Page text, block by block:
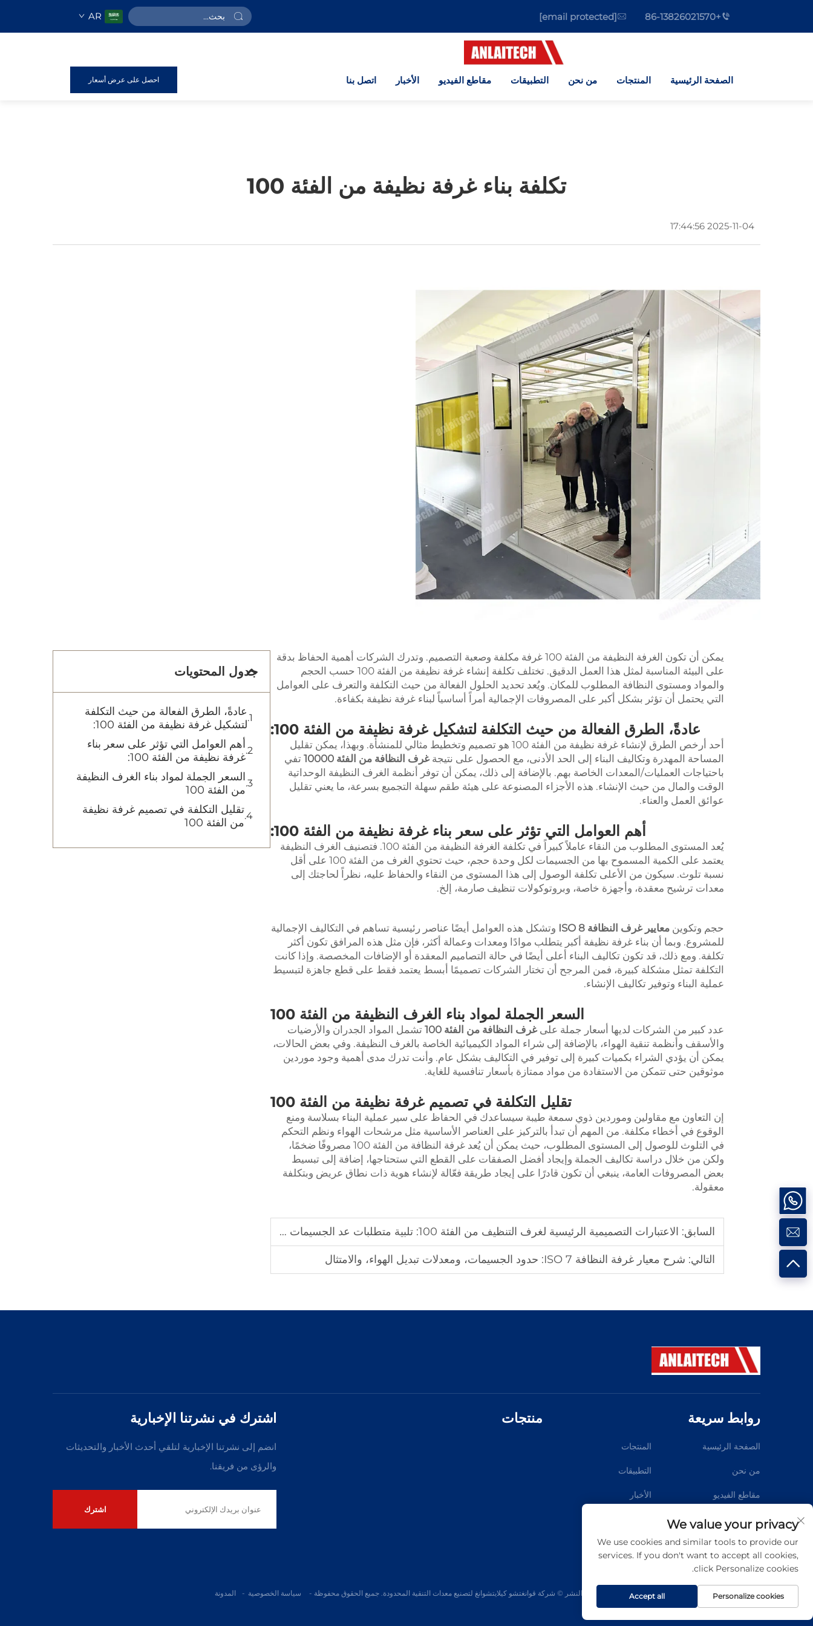
+86-13826021570
[email protected]
AR
الصفحة الرئيسية المنتجات من نحن التطبيقات مقاطع الفيديو الأخبار اتصل بنا احصل على عرض أسعار
تكلفة بناء غرفة نظيفة من الفئة 100
2025-11-04 17:44:56
يمكن أن تكون الغرفة النظيفة من الفئة 100 غرفة مكلفة وصعبة التصميم. وتدرك الشركات أهمية الحفاظ بدقة
على البيئة المناسبة لمثل هذا العمل الدقيق. تختلف تكلفة إنشاء غرفة نظيفة من الفئة 100 حسب الحجم
والمواد ومستوى النظافة المطلوب للمكان. ويُعد تحديد الحلول الفعالة من حيث التكلفة والتعرف على العوامل
التي يحتمل أن تؤثر بشكل أكبر على المصروفات الإجمالية أمراً أساسياً لبناء غرفة نظيفة بكفاءة.
عادةً، الطرق الفعالة من حيث التكلفة لتشكيل غرفة نظيفة من الفئة 100:
أحد أرخص الطرق لإنشاء غرفة نظيفة من الفئة 100 هو تصميم وتخطيط مثالي للمنشأة. وبهذا، يمكن تقليل
المساحة المهدرة وتكاليف البناء إلى الحد الأدنى، مع الحصول على نتيجة غرف النظافة من الفئة 10000
تفي
باحتياجات العمليات/المعدات الخاصة بهم. بالإضافة إلى ذلك، يمكن أن توفر أنظمة الغرف النظيفة الوحداتية
الوقت والمال من حيث الإنشاء. هذه الأجزاء المصنوعة على هيئة طقم سهلة التجميع بسرعة، ما يعني تقليل
عوائق العمل والعناء.
أهم العوامل التي تؤثر على سعر بناء غرفة نظيفة من الفئة 100:
يُعد المستوى المطلوب من النقاء عاملاً كبيراً في تكلفة الغرفة النظيفة من الفئة 100. فتصنيف الغرف النظيفة
يعتمد على الكمية المسموح بها من الجسيمات لكل وحدة حجم، حيث تحتوي الغرف من الفئة 100 على أقل
نسبة تلوث. سيكون من الأعلى تكلفة الوصول إلى هذا المستوى من النقاء والحفاظ عليه، نظراً لحاجتك إلى
معدات ترشيح معقدة، وأجهزة خاصة، وبروتوكولات تنظيف صارمة، إلخ.
حجم وتكوين معايير غرف النظافة ISO 8
وتشكل هذه العوامل أيضًا عناصر رئيسية تساهم في التكاليف الإجمالية
للمشروع. وبما أن بناء غرفة نظيفة أكبر يتطلب موادًا ومعدات وعمالة أكثر، فإن مثل هذه المرافق تكون أكثر
تكلفة. ومع ذلك، قد تكون تكاليف البناء أعلى أيضًا في حالة التصاميم المعقدة أو الإضافات المخصصة. وإذا كانت
التكلفة تمثل مشكلة كبيرة، فمن المرجح أن تختار الشركات تصميمًا أبسط يعتمد فقط على قطع جاهزة لتبسيط
عملية البناء وتوفير تكاليف الإنشاء.
السعر الجملة لمواد بناء الغرف النظيفة من الفئة 100
عدد كبير من الشركات لديها أسعار جملة على غرف النظافة من الفئة 100
تشمل المواد الجدران والأرضيات
والأسقف وأنظمة تنقية الهواء، بالإضافة إلى شراء المواد الكيميائية الخاصة بالغرف النظيفة. وفي بعض الحالات،
يمكن أن يؤدي الشراء بكميات كبيرة إلى توفير في التكاليف بشكل عام. وأنت تدرك مدى أهمية وجود موردين
موثوقين حتى تتمكن من الاستفادة من مواد ممتازة بأسعار تنافسية للغاية.
تقليل التكلفة في تصميم غرفة نظيفة من الفئة 100
إن التعاون مع مقاولين وموردين ذوي سمعة طيبة سيساعدك في الحفاظ على سير عملية البناء بسلاسة ومنع
الوقوع في أخطاء مكلفة. من المهم أن تبدأ بالتركيز على العناصر الأساسية مثل مرشحات الهواء ونظم التحكم
في التلوث للوصول إلى المستوى المطلوب، حيث يمكن أن يُعد غرفة النظافة من الفئة 100 مصروفًا ضخمًا،
ولكن من خلال دراسة تكاليف الجملة وإيجاد أفضل الصفقات على القطع التي ستحتاجها، إضافة إلى تبسيط
بعض المصروفات العامة، ينبغي أن تكون قادرًا على إيجاد طريقة فعّالة لإنشاء هوية ذات نطاق عريض وبتكلفة
معقولة.
السابق: الاعتبارات التصميمية الرئيسية لغرف التنظيف من الفئة 100: تلبية متطلبات عد الجسيمات العالقة في الهواء
التالي: شرح معيار غرفة النظافة ISO 7: حدود الجسيمات، ومعدلات تبديل الهواء، والامتثال
جدول المحتويات
عادةً، الطرق الفعالة من حيث التكلفة
لتشكيل غرفة نظيفة من الفئة 100:
أهم العوامل التي تؤثر على سعر بناء
غرفة نظيفة من الفئة 100:
السعر الجملة لمواد بناء الغرف النظيفة
من الفئة 100
تقليل التكلفة في تصميم غرفة نظيفة
من الفئة 100
روابط سريعة
الصفحة الرئيسية المنتجات
من نحن التطبيقات
مقاطع الفيديو الأخبار
اتصل بنا
منتجات اشترك في نشرتنا الإخبارية
انضم إلى نشرتنا الإخبارية لتلقي أحدث الأخبار والتحديثات
والرؤى من فريقنا.
اشترك
حقوق النشر © شركة قوانغتشو كيلايتشوانغ لتصنيع معدات التنقية المحدودة. جميع الحقوق محفوظة - سياسة الخصوصية - المدونة
We value your privacy
We use cookies and similar tools to provide our
services. If you don't want to accept all cookies,
click Personalize cookies.
Personalize cookies
Accept all